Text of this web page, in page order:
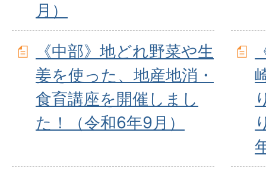
月）
《中部》地どれ野菜や生
姜を使った、地産地消・
食育講座を開催しまし
た！（令和6年9月）